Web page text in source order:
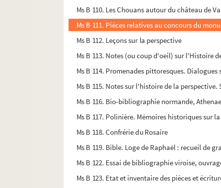
Ms B 110. Les Chouans autour du château de
Ms B 111. Pièces relatives au concours du
Ms B 112. Leçons sur la perspective
Ms B 113. Notes (ou coup d'oeil) sur l'Histoire
Ms B 114. Promenades pittoresques.
Ms B 115. Notes sur l'histoire de la
Ms B 116. Bio-bibliographie normande,
Ms B 117. Polinière. Mémoires historiques sur
Ms B 118. Confrérie du Rosaire
Ms B 119. Bible. Loge de Raphaël : recueil de
Ms B 122. Essai de bibliographie viroise,
Ms B 123. Etat et inventaire des pièces et